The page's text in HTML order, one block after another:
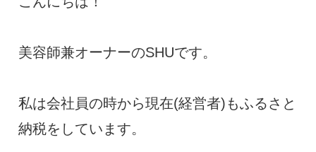
美容師兼オーナーのSHUです。
私は会社員の時から現在(経営者)もふるさと
納税をしています。